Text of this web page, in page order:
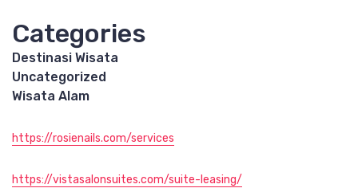
Categories
Destinasi Wisata
Uncategorized
Wisata Alam
https://rosienails.com/services
https://vistasalonsuites.com/suite-leasing/